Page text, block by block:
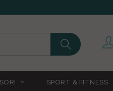
SPORT & FITNESS